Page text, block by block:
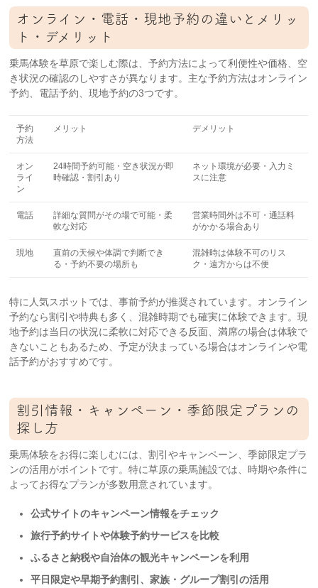
オンライン・電話・現地予約の違いとメリッ
ト・デメリット
乗馬体験を草原で楽しむ際は、予約方法によって利便性や価格、空
き状況の確認のしやすさが異なります。主な予約方法はオンライン
予約、電話予約、現地予約の3つです。
予約
方法
メリット デメリット
オン
ライ
ン
24時間予約可能・空き状況が即
時確認・割引あり
ネット環境が必要・入力ミ
スに注意
電話
詳細な質問がその場で可能・柔
軟な対応
営業時間外は不可・通話料
がかかる場合あり
現地
直前の天候や体調で判断でき
る・予約不要の場所も
混雑時は体験不可のリス
ク・遠方からは不便
特に人気スポットでは、事前予約が推奨されています。オンライン
予約なら割引や特典も多く、混雑時期でも確実に体験できます。現
地予約は当日の状況に柔軟に対応できる反面、満席の場合は体験で
きないこともあるため、予定が決まっている場合はオンラインや電
話予約がおすすめです。
割引情報・キャンペーン・季節限定プランの
探し方
乗馬体験をお得に楽しむには、割引やキャンペーン、季節限定プラ
ンの活用がポイントです。特に草原の乗馬施設では、時期や条件に
よってお得なプランが多数用意されています。
公式サイトのキャンペーン情報をチェック
旅行予約サイトや体験予約サービスを比較
ふるさと納税や自治体の観光キャンペーンを利用
平日限定や早期予約割引、家族・グループ割引の活用